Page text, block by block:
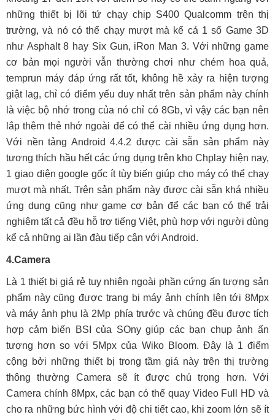
những thiết bị lõi tứ chạy chip S400 Qualcomm trên thị
trường, và nó có thể chạy mượt mà kể cả 1 số Game 3D
như Asphalt 8 hay Six Gun, iRon Man 3. Với những game
cơ bản mọi người vẫn thường chơi như chém hoa quả,
temprun máy đáp ứng rất tốt, không hề xảy ra hiện tượng
giật lag, chỉ có điểm yếu duy nhất trên sản phẩm này chính
là việc bộ nhớ trong của nó chỉ có 8Gb, vì vậy các bạn nên
lắp thêm thẻ nhớ ngoài để có thể cài nhiều ứng dụng hơn.
Với nền tảng Android 4.4.2 được cài sẵn sản phẩm này
tương thích hầu hết các ứng dụng trên kho Chplay hiện nay,
1 giao diện google gốc ít tùy biến giúp cho máy có thể chạy
mượt mà nhất. Trên sản phẩm này được cài sẵn khá nhiều
ứng dụng cũng như game cơ bản để các bạn có thể trải
nghiệm tất cả đều hỗ trợ tiếng Việt, phù hợp với người dùng
kể cả những ai lần đàu tiếp cận với Android.
4.Camera
Là 1 thiết bị giá rẻ tuy nhiên ngoài phần cứng ấn tượng sản
phẩm này cũng được trang bị máy ảnh chính lên tới 8Mpx
và máy ảnh phụ là 2Mp phía trước và chúng đều được tích
hợp cảm biến BSI của SOny giúp các bạn chụp ảnh ấn
tượng hơn so với 5Mpx của Wiko Bloom. Đây là 1 điểm
cộng bởi những thiết bị trong tầm giá này trên thị trường
thông thường Camera sẽ ít được chú trọng hơn. Với
Camera chính 8Mpx, các bạn có thể quay Video Full HD và
cho ra những bức hình với độ chi tiết cao, khi zoom lớn sẽ ít